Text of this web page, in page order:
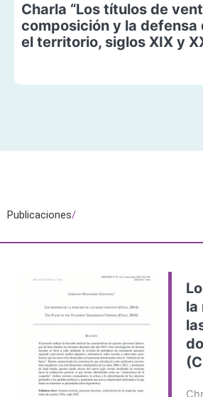
Charla “Los títulos de
composición y la defensa
el territorio, siglos XIX y
Publicaciones/
la